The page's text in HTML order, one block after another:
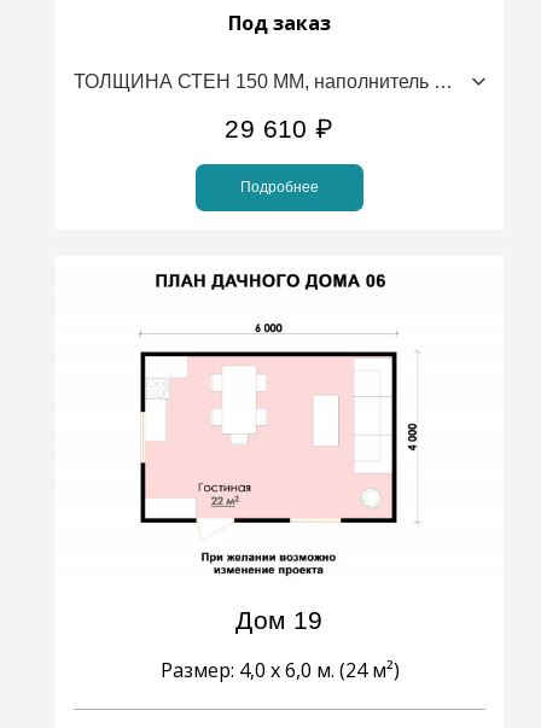
Под заказ
ТОЛЩИНА СТЕН 150 ММ, наполнитель ПСБС (стоимость за 1м2)
29 610 ₽
Подробнее
Дом 19
Размер: 4,0 х 6,0 м. (24 м²)